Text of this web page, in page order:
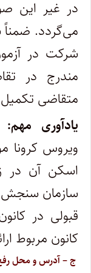
در غیر این
می‌گردد. ضمناً
شرکت در
مندرج در
متقاضی
یادآوری مهم:
ویروس کرونا
اسکن آن در
سازمان سنجش
قبولی در
کانون مربوط
ج – آدرس و محل‌